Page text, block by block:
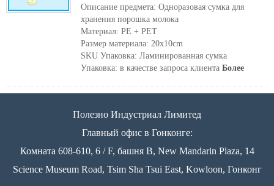
Описание предмета: Одноразовая сумка для
хранения порошка молока
Материал: PE + PET
Размер материала: 20x10cm
SKU Упаковка: Ламинированная сумка
Упаковка: в качестве запроса клиента Более
Полезно Индустриал Лимитед
Главный офис в Гонконге:
Комната 608-610, 6 / F, башня B, New Mandarin Plaza, 14
Science Museum Road, Tsim Sha Tsui East, Kowloon, Гонконг